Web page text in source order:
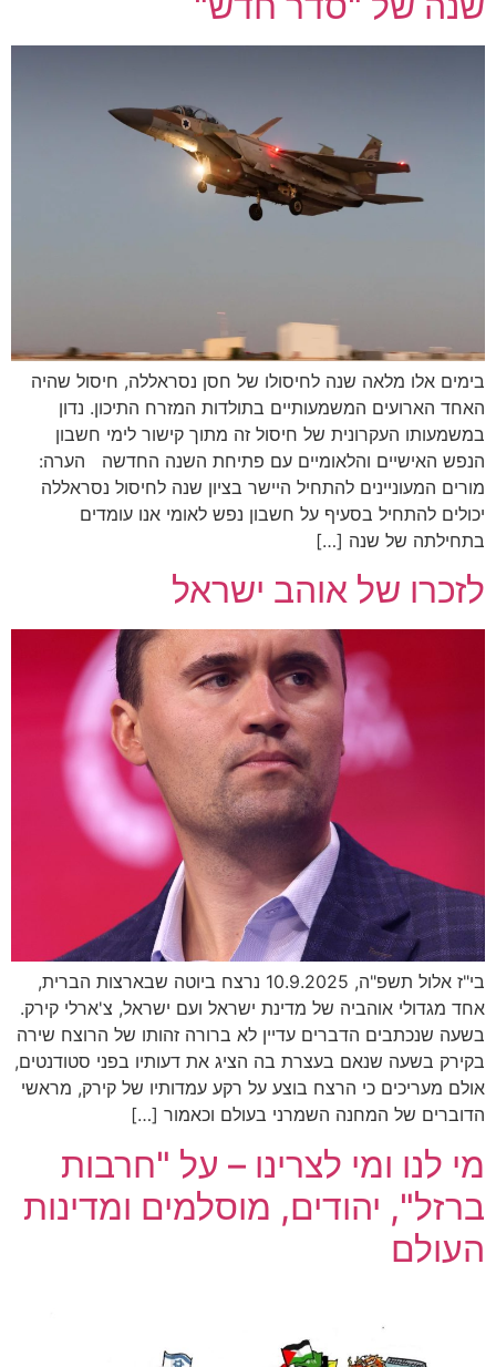
בימים אלו מלאה שנה לחיסולו של חסן נסראללה, חיסול שהיה
האחד הארועים המשמעותיים בתולדות המזרח התיכון. נדון
במשמעותו העקרונית של חיסול זה מתוך קישור לימי חשבון
הנפש האישיים והלאומיים עם פתיחת השנה החדשה הערה:
מורים המעוניינים להתחיל היישר בציון שנה לחיסול נסראללה
יכולים להתחיל בסעיף על חשבון נפש לאומי אנו עומדים
בתחילתה של שנה […]
לזכרו של אוהב ישראל
בי"ז אלול תשפ"ה, 10.9.2025 נרצח ביוטה שבארצות הברית,
אחד מגדולי אוהביה של מדינת ישראל ועם ישראל, צ'ארלי קירק.
בשעה שנכתבים הדברים עדיין לא ברורה זהותו של הרוצח שירה
בקירק בשעה שנאם בעצרת בה הציג את דעותיו בפני סטודנטים,
אולם מעריכים כי הרצח בוצע על רקע עמדותיו של קירק, מראשי
הדוברים של המחנה השמרני בעולם וכאמור […]
מי לנו ומי לצרינו – על "חרבות
ברזל", יהודים, מוסלמים ומדינות
העולם